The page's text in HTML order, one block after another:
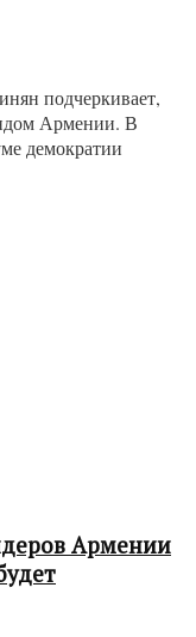
подчеркивает,
Армении. В
демократии
Армении